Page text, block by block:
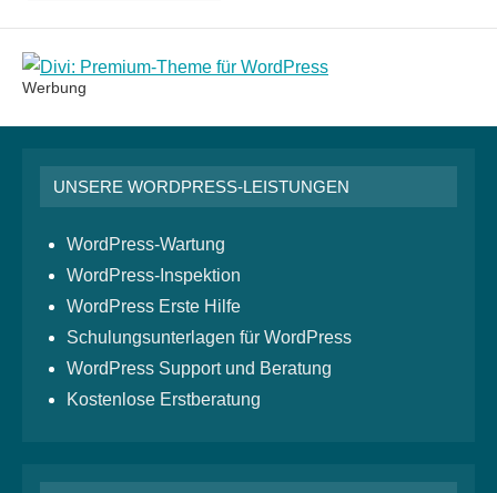
Werbung
UNSERE WORDPRESS-LEISTUNGEN
WordPress-Wartung
WordPress-Inspektion
WordPress Erste Hilfe
Schulungsunterlagen für WordPress
WordPress Support und Beratung
Kostenlose Erstberatung